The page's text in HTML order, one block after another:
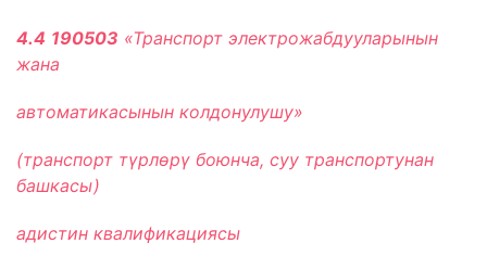
4.4 190503 «Транспорт электрожабдууларынын
жана
автоматикасынын колдонулушу»
(транспорт түрлѳрү боюнча, суу транспортунан
башкасы)
адистин квалификациясы